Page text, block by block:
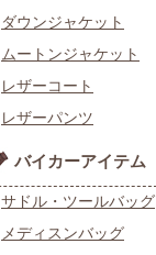
ダウンジャケット
ムートンジャケット
レザーコート
レザーパンツ
バイカーアイテム
サドル・ツールバッグ
メディスンバッグ